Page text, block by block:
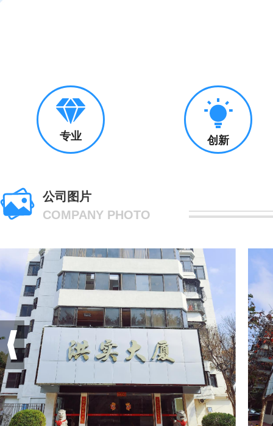
专业 创新
公司图片
COMPANY PHOTO